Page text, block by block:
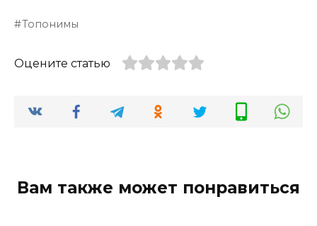
Топонимы
Оцените статью
Вам также может понравиться